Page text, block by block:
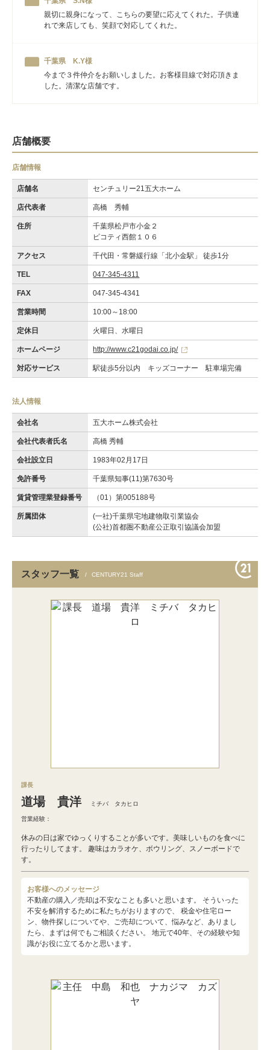
親切に親身になって、こちらの要望に応えてくれた。子供連
れで来店しても、笑顔で対応してくれた。
千葉県 K.Y様
今まで３件仲介をお願いしました。お客様目線で対応頂きま
した。清潔な店舗です。
店舗概要
店舗情報
店舗名 センチュリー21五大ホーム
店代表者 高橋 秀輔
住所
千葉県松戸市小金２
ピコティ西館１０６
アクセス 千代田・常磐緩行線「北小金駅」 徒歩1分
TEL 047-345-4311
FAX 047-345-4341
営業時間 10:00～18:00
定休日 火曜日、水曜日
ホームページ http://www.c21godai.co.jp/
対応サービス 駅徒歩5分以内 キッズコーナー 駐車場完備
法人情報
会社名 五大ホーム株式会社
会社代表者氏名 高橋 秀輔
会社設立日 1983年02月17日
免許番号 千葉県知事(11)第7630号
賃貸管理業登録番号 （01）第005188号
所属団体
(一社)千葉県宅地建物取引業協会
(公社)首都圏不動産公正取引協議会加盟
スタッフ一覧 CENTURY21 Staff
課長
道場 貴洋 ミチバ タカヒロ
営業経験：
休みの日は家でゆっくりすることが多いです。美味しいものを食べに
行ったりしてます。 趣味はカラオケ、ボウリング、スノーボードで
す。
お客様へのメッセージ
不動産の購入／売却は不安なことも多いと思います。 そういった
不安を解消するために私たちがおりますので、 税金や住宅ロー
ン、物件探しについてや、ご売却について、悩みなど、ありまし
たら、まずは何でもご相談ください。 地元で40年、その経験や知
識がお役に立てるかと思います。